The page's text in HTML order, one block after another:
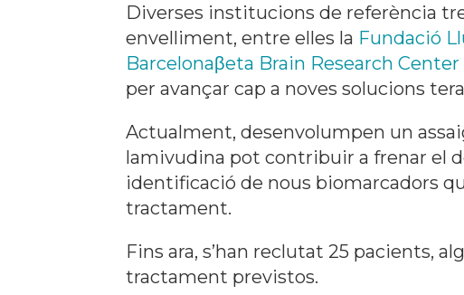
Diverses institucions de referència
envelliment, entre elles la Fundació
Barcelonaβeta Brain Research Center
per avançar cap a noves solucions
Actualment, desenvolumpen un
lamivudina pot contribuir a frenar el
identificació de nous biomarcadors
tractament.
Fins ara, s’han reclutat 25 pacients,
tractament previstos.